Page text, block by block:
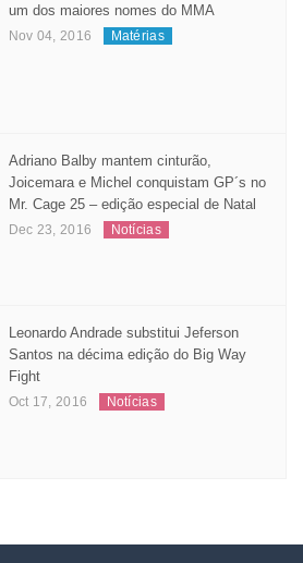
um dos maiores nomes do MMA
Nov 04, 2016 Matérias
Adriano Balby mantem cinturão,
Joicemara e Michel conquistam GP´s no
Mr. Cage 25 – edição especial de Natal
Dec 23, 2016 Notícias
Leonardo Andrade substitui Jeferson
Santos na décima edição do Big Way
Fight
Oct 17, 2016 Notícias